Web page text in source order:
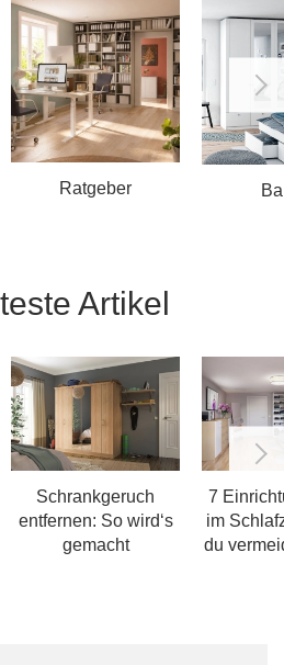
Ratgeber
Artikel
Schrankgeruch
entfernen: So wird‘s
gemacht
7
im
du